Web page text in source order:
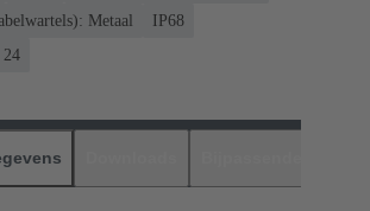
Metaal
IP68
24